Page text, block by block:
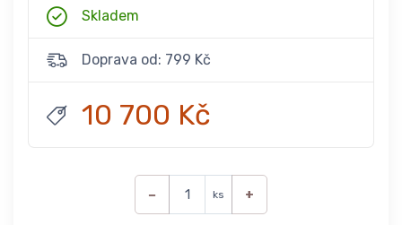
Skladem
Doprava od: 799 Kč
10 700 Kč
− ks +